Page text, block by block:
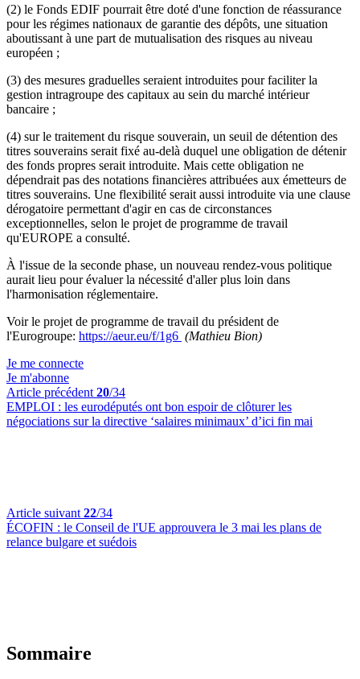
(2) le Fonds EDIF pourrait être doté d'une fonction de réassurance
pour les régimes nationaux de garantie des dépôts, une situation
aboutissant à une part de mutualisation des risques au niveau
européen ;
(3) des mesures graduelles seraient introduites pour faciliter la
gestion intragroupe des capitaux au sein du marché intérieur
bancaire ;
(4) sur le traitement du risque souverain, un seuil de détention des
titres souverains serait fixé au-delà duquel une obligation de détenir
des fonds propres serait introduite. Mais cette obligation ne
dépendrait pas des notations financières attribuées aux émetteurs de
titres souverains. Une flexibilité serait aussi introduite via une clause
dérogatoire permettant d'agir en cas de circonstances
exceptionnelles, selon le projet de programme de travail
qu'EUROPE a consulté.
À l'issue de la seconde phase, un nouveau rendez-vous politique
aurait lieu pour évaluer la nécessité d'aller plus loin dans
l'harmonisation réglementaire.
Voir le projet de programme de travail du président de
l'Eurogroupe: https://aeur.eu/f/1g6 (Mathieu Bion)
Je me connecte
Je m'abonne
Article précédent 20/34
EMPLOI : les eurodéputés ont bon espoir de clôturer les
négociations sur la directive ‘salaires minimaux’ d’ici fin mai
Article suivant 22/34
ÉCOFIN : le Conseil de l'UE approuvera le 3 mai les plans de
relance bulgare et suédois
Sommaire